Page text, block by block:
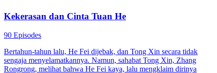
Kekerasan dan Cinta Tuan He
90 Episodes
Bertahun-tahun lalu, He Fei dijebak, dan Tong Xin secara tidak
sengaja menyelamatkannya. Namun, sahabat Tong Xin, Zhang
Rongrong, melihat bahwa He Fei kaya, lalu mengklaim dirinya